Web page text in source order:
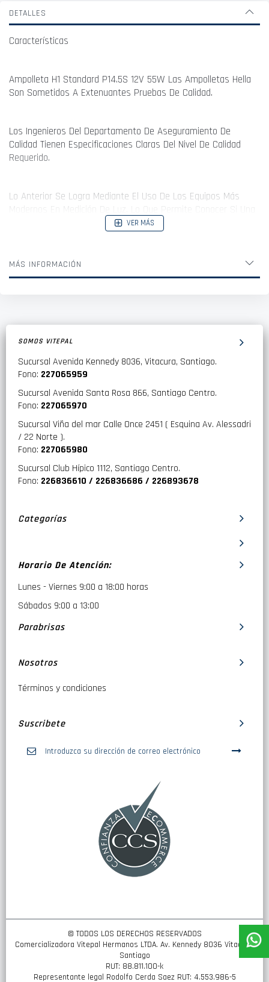
DETALLES
Características
Ampolleta H1 Standard P14.5S 12V 55W Las Ampolletas Hella
Son Sometidos A Extenuantes Pruebas De Calidad.
Los Ingenieros Del Departamento De Aseguramiento De
Calidad Tienen Especificaciones Claras Del Nivel De Calidad
Requerido.
Lo Anterior Se Logra Mediante El Uso De Los Equipos Más
Ampolleta Cuenta Con Las Propiedades Necesarias.
VER MÁS
MÁS INFORMACIÓN
SOMOS VITEPAL
Sucursal Avenida Kennedy 8036, Vitacura, Santiago.
Fono: 227065959
Sucursal Avenida Santa Rosa 866, Santiago Centro.
Fono: 227065970
Sucursal Viña del mar Calle Once 2451 ( Esquina Av. Alessadri
/ 22 Norte ).
Fono: 227065980
Sucursal Club Hípico 1112, Santiago Centro.
Fono: 226836610 / 226836686 / 226893678
Categorías
Horario De Atención:
Lunes - Viernes 9:00 a 18:00 horas
Sábados 9:00 a 13:00
Parabrisas
Nosotros
Términos y condiciones
Suscribete
© TODOS LOS DERECHOS RESERVADOS
Comercializadora Vitepal Hermanos LTDA. Av. Kennedy 8036 Vitacura,
Santiago
RUT: 88.811.100-k
Representante legal Rodolfo Cerda Saez RUT: 4.553.986-5